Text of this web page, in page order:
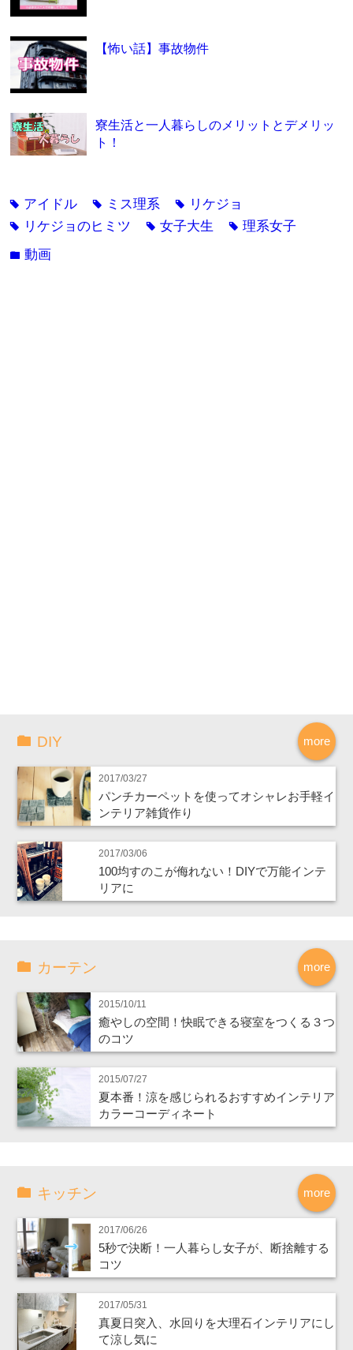
【怖い話】事故物件
寮生活と一人暮らしのメリットとデメリッ
ト！
tag アイドル tag ミス理系 tag リケジョ
tag リケジョのヒミツ tag女子大生 tag理系女子
folder動画
more
DIY
2017/03/27
パンチカーペットを使ってオシャレお手軽イ
ンテリア雑貨作り
2017/03/06
100均すのこが侮れない！DIYで万能インテ
リアに
more
カーテン
2015/10/11
癒やしの空間！快眠できる寝室をつくる３つ
のコツ
2015/07/27
夏本番！涼を感じられるおすすめインテリア
カラーコーディネート
more
キッチン
2017/06/26
5秒で決断！一人暮らし女子が、断捨離する
コツ
2017/05/31
真夏日突入、水回りを大理石インテリアにし
て涼し気に